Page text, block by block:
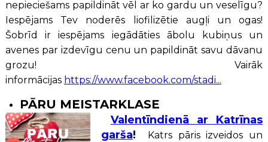
nepieciešams papildināt vēl ar ko gardu un veselīgu?
Iespējams Tev noderēs liofilizētie augļi un ogas!
Šobrīd ir iespējams iegādāties ābolu kubiņus un
avenes par izdevīgu cenu un papildināt savu dāvanu
grozu! Vairāk
informācijas https://www.facebook.com/stadi...
PĀRU MEISTARKLASE
Valentīndienā ar Katrīnas
garša!
Katrs pāris izveidos un